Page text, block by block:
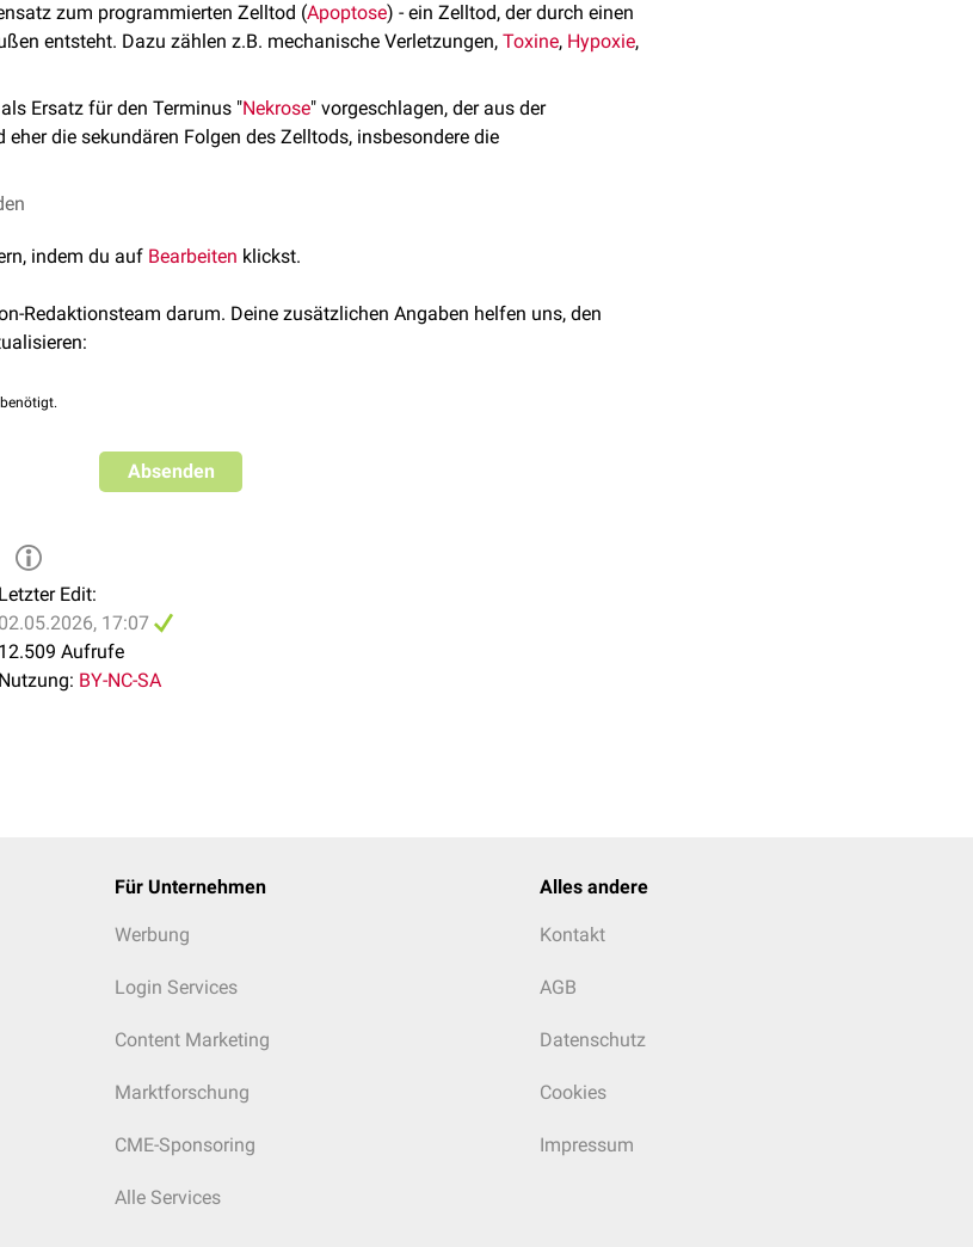
zum programmierten Zelltod (Apoptose) - ein Zelltod, der durch einen
entsteht. Dazu zählen z.B. mechanische Verletzungen, Toxine, Hypoxie,
Ersatz für den Terminus "Nekrose" vorgeschlagen, der aus der
eher die sekundären Folgen des Zelltods, insbesondere die
indem du auf Bearbeiten klickst.
Redaktionsteam darum. Deine zusätzlichen Angaben helfen uns, den
Absenden
Letzter Edit:
02.05.2026, 17:07
12.509 Aufrufe
Nutzung: BY-NC-SA
Für Unternehmen
Werbung
Login Services
Content Marketing
Marktforschung
CME-Sponsoring
Alle Services
Alles andere
Kontakt
AGB
Datenschutz
Cookies
Impressum